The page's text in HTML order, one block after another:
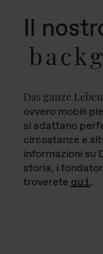
Il
Das ganze Leben
ovvero mobili
si adattano
circostanze e
informazioni su
storia, i
troverete qui.